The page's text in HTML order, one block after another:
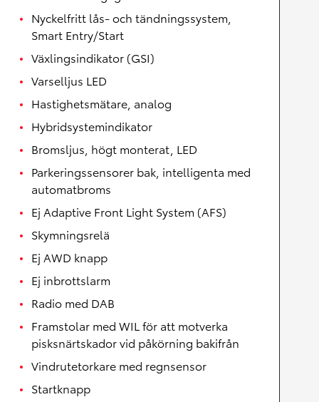
Nyckelfritt lås- och tändningssystem,
Smart Entry/Start
Växlingsindikator (GSI)
Varselljus LED
Hastighetsmätare, analog
Hybridsystemindikator
Bromsljus, högt monterat, LED
Parkeringssensorer bak, intelligenta med
automatbroms
Ej Adaptive Front Light System (AFS)
Skymningsrelä
Ej AWD knapp
Ej inbrottslarm
Radio med DAB
Framstolar med WIL för att motverka
pisksnärtskador vid påkörning bakifrån
Vindrutetorkare med regnsensor
Startknapp